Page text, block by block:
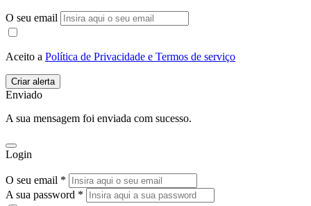
O seu email
Aceito a Política de Privacidade e Termos de serviço
Enviado
A sua mensagem foi enviada com sucesso.
Login
O seu email *
A sua password *